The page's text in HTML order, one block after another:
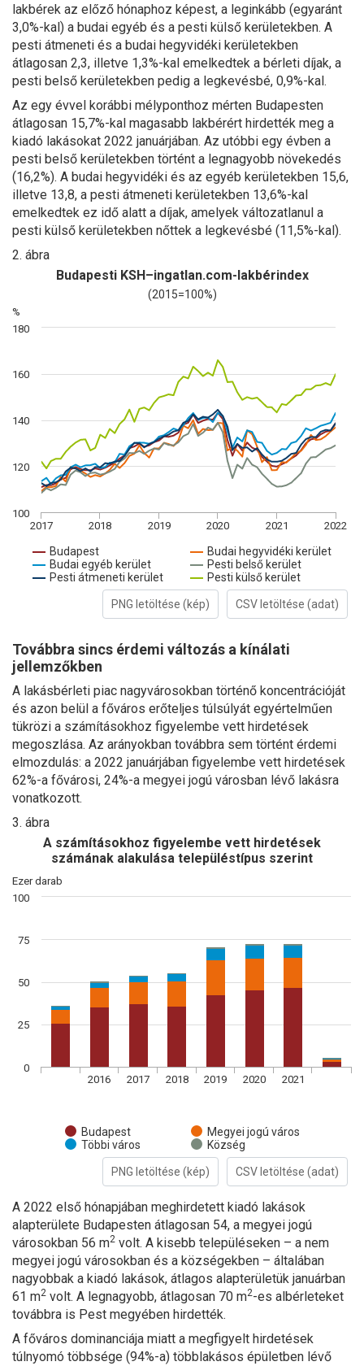
lakbérek az előző hónaphoz képest, a leginkább (egyaránt
3,0%-kal) a budai egyéb és a pesti külső kerületekben. A
pesti átmeneti és a budai hegyvidéki kerületekben
átlagosan 2,3, illetve 1,3%-kal emelkedtek a bérleti díjak, a
pesti belső kerületekben pedig a legkevésbé, 0,9%-kal.
Az egy évvel korábbi mélyponthoz mérten Budapesten
átlagosan 15,7%-kal magasabb lakbérért hirdették meg a
kiadó lakásokat 2022 januárjában. Az utóbbi egy évben a
pesti belső kerületekben történt a legnagyobb növekedés
(16,2%). A budai hegyvidéki és az egyéb kerületekben 15,6,
illetve 13,8, a pesti átmeneti kerületekben 13,6%-kal
emelkedtek ez idő alatt a díjak, amelyek változatlanul a
pesti külső kerületekben nőttek a legkevésbé (11,5%-kal).
2. ábra
%
Budapesti KSH–ingatlan.com-lakbérindex
(2015=100%)
Budapest
Budai hegyvidéki kerület
Budai egyéb kerület
Pesti belső kerület
Pesti átmeneti kerület
Pesti külső kerület
2017 2018 2019 2020 2021 2022
100
120
140
160
180
PNG letöltése (kép) CSV letöltése (adat)
Továbbra sincs érdemi változás a kínálati
jellemzőkben
A lakásbérleti piac nagyvárosokban történő koncentrációját
és azon belül a főváros erőteljes túlsúlyát egyértelműen
tükrözi a számításokhoz figyelembe vett hirdetések
megoszlása. Az arányokban továbbra sem történt érdemi
elmozdulás: a 2022 januárjában figyelembe vett hirdetések
62%-a fővárosi, 24%-a megyei jogú városban lévő lakásra
vonatkozott.
3. ábra
Ezer darab
A számításokhoz figyelembe vett hirdetések
számának alakulása településtípus szerint
Budapest
Megyei jogú város
Többi város
Község
2016 2017 2018 2019 2020 2021
0
25
50
75
100
PNG letöltése (kép) CSV letöltése (adat)
A 2022 első hónapjában meghirdetett kiadó lakások
alapterülete Budapesten átlagosan 54, a megyei jogú
városokban 56 m2 volt. A kisebb településeken – a nem
megyei jogú városokban és a községekben – általában
nagyobbak a kiadó lakások, átlagos alapterületük januárban
61 m2 volt. A legnagyobb, átlagosan 70 m2-es albérleteket
továbbra is Pest megyében hirdették.
A főváros dominanciája miatt a megfigyelt hirdetések
túlnyomó többsége (94%-a) többlakásos épületben lévő